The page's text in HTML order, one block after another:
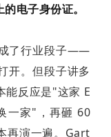
电子身份证。
了行业段子——
开。但段子讲多
能反应是"这家 E
一家"，再砸 60
再演一遍。Gart